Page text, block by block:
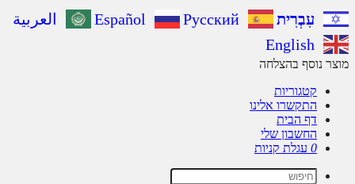
עִבְרִית Español Русский
العربية
English
נוסף בהצלחה
קטגוריות
התקשרו אלינו
דף הבית
החשבון שלי
עגלת קניות